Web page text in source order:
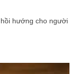
hướng cho người